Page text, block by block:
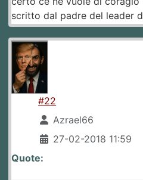
scritto dal padre del leader
#22
Azrael66
27-02-2018 11:59
Quote: